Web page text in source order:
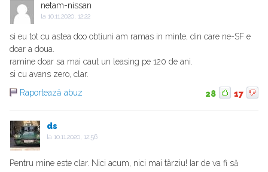
netam-nissan
la 10.11.2020, 12:22
si eu tot cu astea doo obtiuni am ramas in minte, din care ne-SF e
doar a doua.
ramine doar sa mai caut un leasing pe 120 de ani.
si cu avans zero, clar.
Raportează abuz
28 17
ds
la 10.11.2020, 12:56
Pentru mine este clar. Nici acum, nici mai târziu! Iar de va fi să